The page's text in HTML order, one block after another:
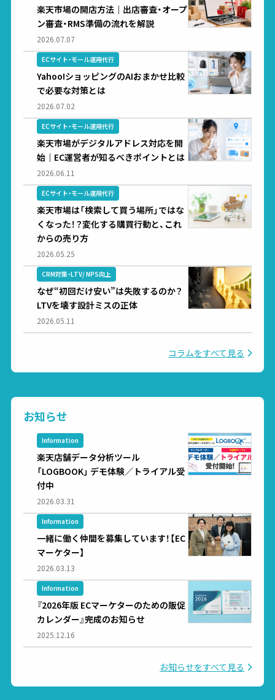
楽天市場の開店方法｜出店審査・オープ
ン審査・RMS準備の流れを解説
2026.07.07
ECサイト・モール運用代行
Yahoo!ショッピングのAIおまかせ比較
で必要な対策とは
2026.07.02
ECサイト・モール運用代行
楽天市場がデジタルアドレス対応を開
始｜EC運営者が知るべきポイントとは
2026.06.11
ECサイト・モール運用代行
楽天市場は「検索して買う場所」ではな
くなった！？変化する購買行動と、これ
からの売り方
2026.05.25
CRM対策・LTV/ NPS向上
なぜ“初回だけ安い”は失敗するのか？
LTVを壊す設計ミスの正体
2026.05.11
コラムをすべて見る
お知らせ
Information
楽天店舗データ分析ツール
「LOGBOOK」 デモ体験／トライアル受
付中
2026.03.31
Information
一緒に働く仲間を募集しています！【EC
マーケター】
2026.03.13
Information
『2026年版 ECマーケターのための販促
カレンダー』完成のお知らせ
2025.12.16
お知らせをすべて見る